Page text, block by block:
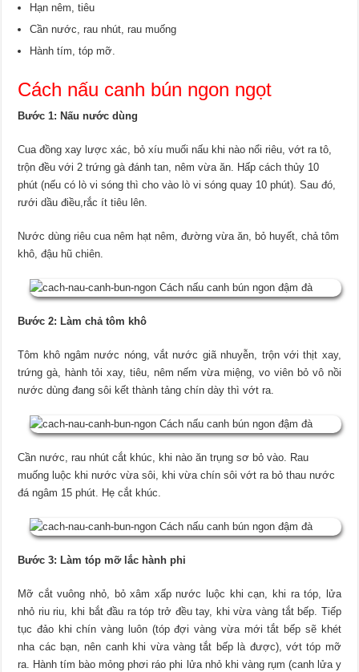
Hạn nêm, tiêu
Cần nước, rau nhút, rau muống
Hành tím, tóp mỡ.
Cách nấu canh bún ngon ngọt
Bước 1: Nấu nước dùng
Cua đồng xay lược xác, bỏ xíu muối nấu khi nào nổi riêu, vớt ra tô,
trộn đều với 2 trứng gà đánh tan, nêm vừa ăn. Hấp cách thủy 10
phút (nếu có lò vi sóng thì cho vào lò vi sóng quay 10 phút). Sau đó,
rưới dầu điều,rắc ít tiêu lên.
Nước dùng riêu cua nêm hạt nêm, đường vừa ăn, bỏ huyết, chả tôm
khô, đậu hũ chiên.
Bước 2: Làm chả tôm khô
Tôm khô ngâm nước nóng, vắt nước giã nhuyễn, trộn với thịt xay,
trứng gà, hành tỏi xay, tiêu, nêm nếm vừa miệng, vo viên bỏ vô nồi
nước dùng đang sôi kết thành tảng chín dày thì vớt ra.
Cần nước, rau nhút cắt khúc, khi nào ăn trụng sơ bỏ vào. Rau
muống luộc khi nước vừa sôi, khi vừa chín sôi vớt ra bỏ thau nước
đá ngâm 15 phút. Hẹ cắt khúc.
Bước 3: Làm tóp mỡ lắc hành phi
Mỡ cắt vuông nhỏ, bỏ xâm xấp nước luộc khi cạn, khi ra tóp, lửa
nhỏ riu riu, khi bắt đầu ra tóp trở đều tay, khi vừa vàng tắt bếp. Tiếp
tục đảo khi chín vàng luôn (tóp đợi vàng vừa mới tắt bếp sẽ khét
nha các bạn, nên canh khi vừa vàng tắt bếp là được), vớt tóp mỡ
ra. Hành tím bào mỏng phơi ráo phi lửa nhỏ khi vàng rụm (canh lửa y